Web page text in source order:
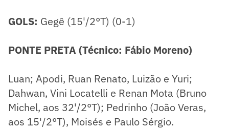
GOLS: Gegê (15'/2°T) (0-1)
PONTE PRETA (Técnico: Fábio Moreno)
Luan; Apodi, Ruan Renato, Luizão e Yuri;
Dahwan, Vini Locatelli e Renan Mota (Bruno
Michel, aos 32'/2°T); Pedrinho (João Veras,
aos 15'/2°T), Moisés e Paulo Sérgio.